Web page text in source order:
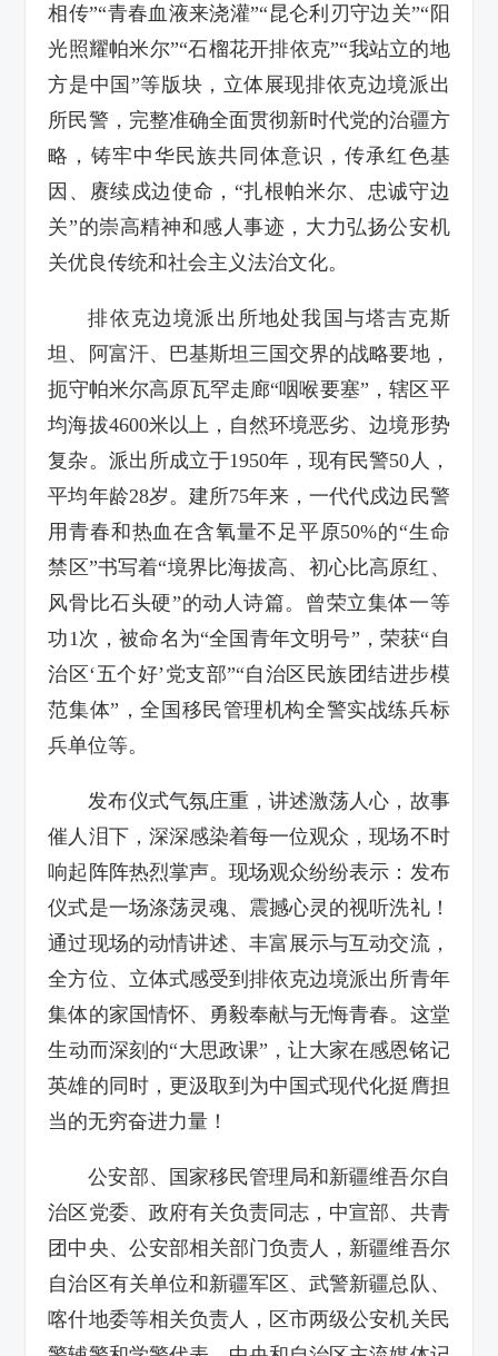
相传”“青春血液来浇灌”“昆仑利刃守边关”“阳
光照耀帕米尔”“石榴花开排依克”“我站立的地
方是中国”等版块，立体展现排依克边境派出
所民警，完整准确全面贯彻新时代党的治疆方
略，铸牢中华民族共同体意识，传承红色基
因、赓续戍边使命，“扎根帕米尔、忠诚守边
关”的崇高精神和感人事迹，大力弘扬公安机
关优良传统和社会主义法治文化。
排依克边境派出所地处我国与塔吉克斯
坦、阿富汗、巴基斯坦三国交界的战略要地，
扼守帕米尔高原瓦罕走廊“咽喉要塞”，辖区平
均海拔4600米以上，自然环境恶劣、边境形势
复杂。派出所成立于1950年，现有民警50人，
平均年龄28岁。建所75年来，一代代戍边民警
用青春和热血在含氧量不足平原50%的“生命
禁区”书写着“境界比海拔高、初心比高原红、
风骨比石头硬”的动人诗篇。曾荣立集体一等
功1次，被命名为“全国青年文明号”，荣获“自
治区‘五个好’党支部”“自治区民族团结进步模
范集体”，全国移民管理机构全警实战练兵标
兵单位等。
发布仪式气氛庄重，讲述激荡人心，故事
催人泪下，深深感染着每一位观众，现场不时
响起阵阵热烈掌声。现场观众纷纷表示：发布
仪式是一场涤荡灵魂、震撼心灵的视听洗礼！
通过现场的动情讲述、丰富展示与互动交流，
全方位、立体式感受到排依克边境派出所青年
集体的家国情怀、勇毅奉献与无悔青春。这堂
生动而深刻的“大思政课”，让大家在感恩铭记
英雄的同时，更汲取到为中国式现代化挺膺担
当的无穷奋进力量！
公安部、国家移民管理局和新疆维吾尔自
治区党委、政府有关负责同志，中宣部、共青
团中央、公安部相关部门负责人，新疆维吾尔
自治区有关单位和新疆军区、武警新疆总队、
喀什地委等相关负责人，区市两级公安机关民